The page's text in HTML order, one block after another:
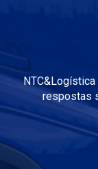
respostas